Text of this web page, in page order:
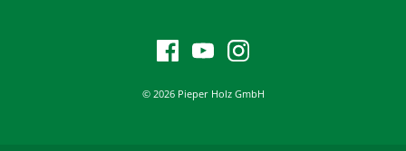
© 2026 Pieper Holz GmbH